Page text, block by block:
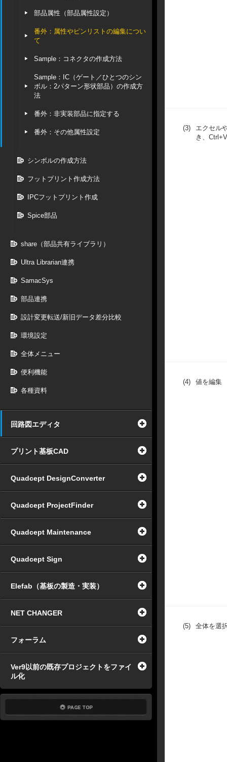
部品属性（部品属性設定）
番外：属性やピンリストの編集につい
て
Sample：コネクタの作成方法
Sample：IC（ゲート／ひとつのシン
ボル：2パターン形状部品）の作成方
法
番外：非実装部品に指定する
番外：その他属性設定
シンボルの作成方法
フットプリント作成方法
IPCフットプリント作成
Spice部品
share（部品共有ライブラリ）
Ultra Librarian連携
SamacSys
部品連携
設計変更転送/新旧データ差分比較
環境設定
全体メニュー
便利機能
各種資料
回路図エディタ
プリント基板CAD
Quadcept DesignConverter
Quadcept ProjectFinder
Quadcept Maintenance
Quadcept Sign
Elefab（基板の製造・実装）
NET CHANGER
フォーラム
Ver9以前の既存プロジェクトをファイ
ル化
(3)
エクセル
き、
(4) 値を編集
(5) 全体を選